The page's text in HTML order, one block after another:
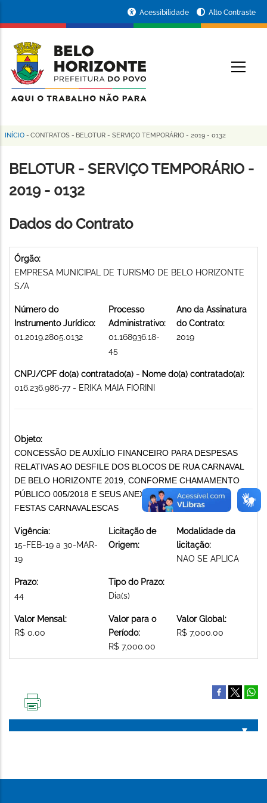
conteúdo
principal
da
Prefeitura
de
Horizonte
Acessibilidade Alto Contraste
Trilha
de
navegação
INÍCIO - CONTRATOS - BELOTUR - SERVIÇO TEMPORÁRIO - 2019 - 0132
BELOTUR - SERVIÇO TEMPORÁRIO -
2019 - 0132
Dados do Contrato
Órgão:
EMPRESA MUNICIPAL DE TURISMO DE BELO HORIZONTE
S/A
Número do
Instrumento Jurídico:
01.2019.2805.0132
Processo
Administrativo:
01.168936.18-
45
Ano da Assinatura
do Contrato:
2019
CNPJ/CPF do(a) contratado(a) - Nome do(a) contratado(a):
016.236.986-77 - ERIKA MAIA FIORINI
Objeto:
CONCESSÃO DE AUXÍLIO FINANCEIRO PARA DESPESAS
RELATIVAS AO DESFILE DOS BLOCOS DE RUA CARNAVAL
DE BELO HORIZONTE 2019, CONFORME CHAMAMENTO
PÚBLICO 005/2018 E SEUS ANEXOS PROMOÇÃO DE
FESTAS CARNAVALESCAS
Vigência:
15-FEB-19 a 30-MAR-
19
Licitação de
Origem:
Modalidade da
licitação:
NAO SE APLICA
Prazo:
44
Tipo do Prazo:
Dia(s)
Valor Mensal:
R$ 0.00
Valor para o
Período:
R$ 7,000.00
Valor Global:
R$ 7,000.00
PÁGINA